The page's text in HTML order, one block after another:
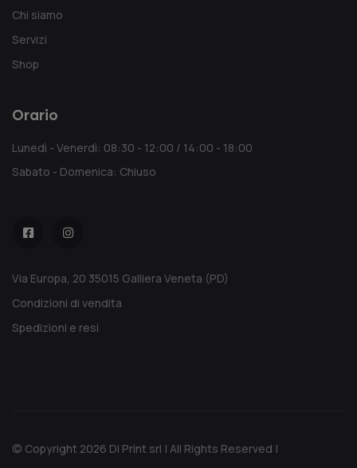
Chi siamo
Servizi
Shop
Orario
Lunedì - Venerdì: 08:30 - 12:00 / 14:00 - 18:00
Sabato - Domenica: Chiuso
Via Europa, 20 35015 Galliera Veneta (PD)
Condizioni di vendita
Spedizioni e resi
© Copyright 2026 Di Print srl | All Rights Reserved |